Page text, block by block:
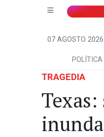
07 AGOSTO
POLÍTICA
TRAGEDIA